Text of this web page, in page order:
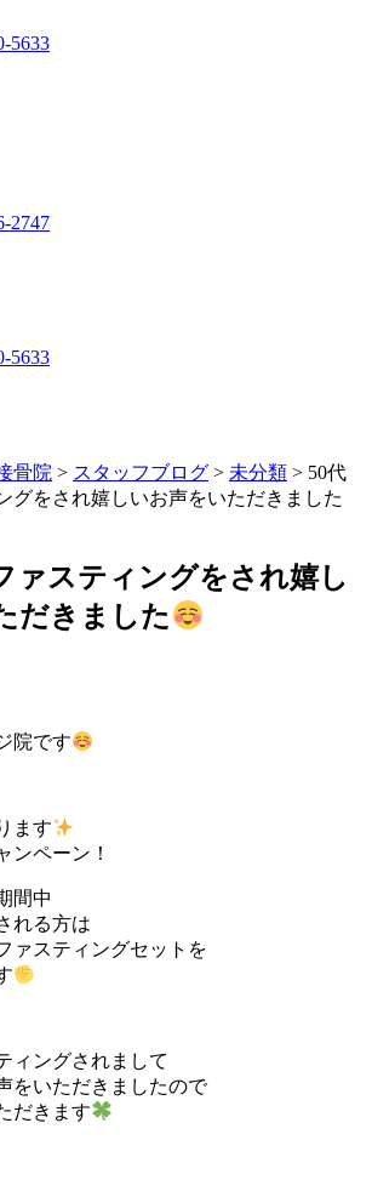
骨院 > スタッフブログ > 未分類 > 50代
グをされ嬉しいお声をいただきました
ァスティングをされ嬉し
だきました
院です
ます
ンペーン！
間中
れる方は
ァスティングセットを
ィングされまして
をいただきましたので
だきます